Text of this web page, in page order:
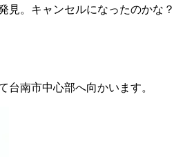
。キャンセルになったのかな
南市中心部へ向かいます。